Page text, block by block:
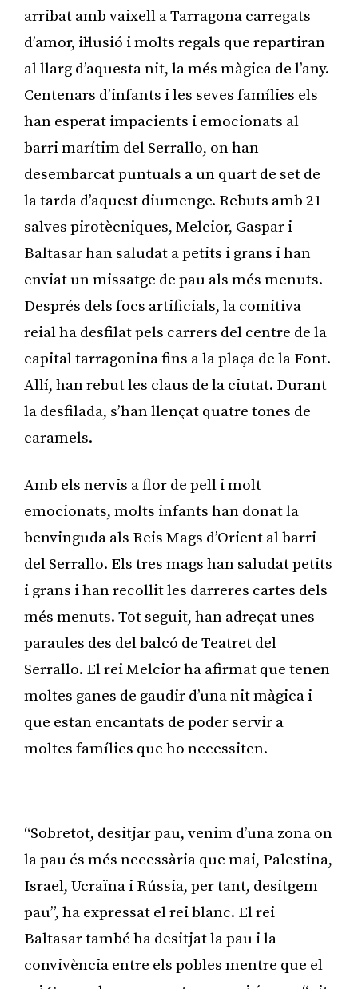
arribat amb vaixell a Tarragona carregats
d’amor, il·lusió i molts regals que repartiran
al llarg d’aquesta nit, la més màgica de l’any.
Centenars d’infants i les seves famílies els
han esperat impacients i emocionats al
barri marítim del Serrallo, on han
desembarcat puntuals a un quart de set de
la tarda d’aquest diumenge. Rebuts amb 21
salves pirotècniques, Melcior, Gaspar i
Baltasar han saludat a petits i grans i han
enviat un missatge de pau als més menuts.
Després dels focs artificials, la comitiva
reial ha desfilat pels carrers del centre de la
capital tarragonina fins a la plaça de la Font.
Allí, han rebut les claus de la ciutat. Durant
la desfilada, s’han llençat quatre tones de
caramels.
Amb els nervis a flor de pell i molt
emocionats, molts infants han donat la
benvinguda als Reis Mags d’Orient al barri
del Serrallo. Els tres mags han saludat petits
i grans i han recollit les darreres cartes dels
més menuts. Tot seguit, han adreçat unes
paraules des del balcó de Teatret del
Serrallo. El rei Melcior ha afirmat que tenen
moltes ganes de gaudir d’una nit màgica i
que estan encantats de poder servir a
moltes famílies que ho necessiten.
“Sobretot, desitjar pau, venim d’una zona on
la pau és més necessària que mai, Palestina,
Israel, Ucraïna i Rússia, per tant, desitgem
pau”, ha expressat el rei blanc. El rei
Baltasar també ha desitjat la pau i la
convivència entre els pobles mentre que el